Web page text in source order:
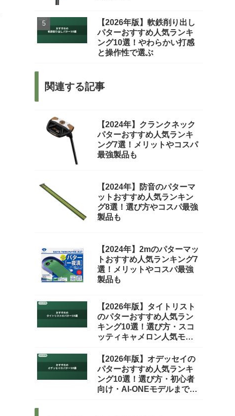
【2026年版】軟鉄削り出し
パターおすすめ人気ランキ
ング10選！やわらかい打感
と操作性で選ぶ
関連する記事
【2024年】クランクネック
パターおすすめ人気ランキ
ング7選！メリットやコスパ
最強製品も
【2024年】防音のパターマ
ットおすすめ人気ランキン
グ8選！選び方やコスパ最強
製品も
【2024年】2mのパターマッ
トおすすめ人気ランキング7
選！メリットやコスパ最強
製品も
【2026年版】タイトリスト
のパターおすすめ人気ラン
キング10選！選び方・スコ
ッティキャメロン人気モデ
【2026年版】オデッセイの
パターおすすめ人気ランキ
ング10選！選び方・初心者
向け・AI-ONEモデルまで徹